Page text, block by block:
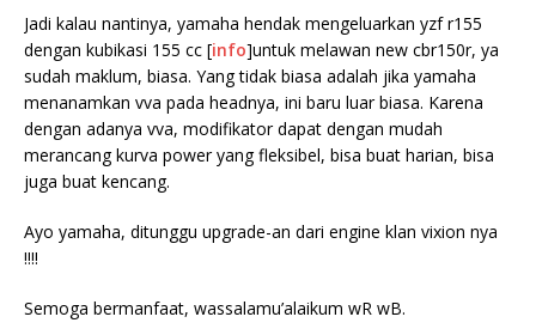
Jadi kalau nantinya, yamaha hendak mengeluarkan yzf r155
dengan kubikasi 155 cc [info]untuk melawan new cbr150r, ya
sudah maklum, biasa. Yang tidak biasa adalah jika yamaha
menanamkan vva pada headnya, ini baru luar biasa. Karena
dengan adanya vva, modifikator dapat dengan mudah
merancang kurva power yang fleksibel, bisa buat harian, bisa
juga buat kencang.
Ayo yamaha, ditunggu upgrade-an dari engine klan vixion nya
!!!!
Semoga bermanfaat, wassalamu’alaikum wR wB.